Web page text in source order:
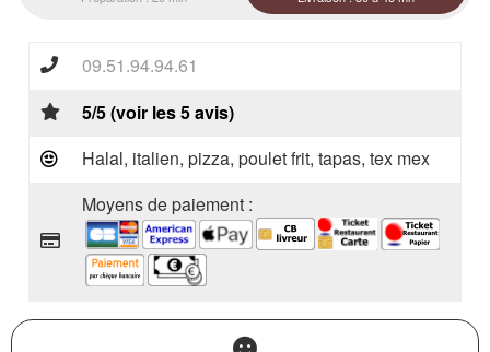
09.51.94.94.61
5/5 (voir les 5 avis)
Halal, italien, pizza, poulet frit, tapas, tex mex
Moyens de paiement :